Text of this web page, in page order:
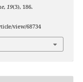
, 19(3), 186.
view/68734